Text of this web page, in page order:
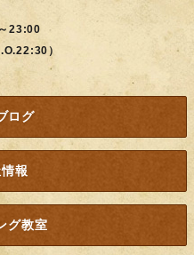
23:00
）
ログ
報
グ教室